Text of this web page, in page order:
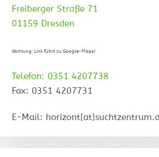
Freiberger Straße 71
01159 Dresden
(Achtung: Link führt zu Google-Maps)
Telefon: 0351 4207738
Fax: 0351 4207731
E-Mail: